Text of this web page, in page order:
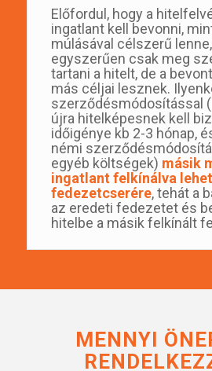
Előfordul, hogy a
ingatlant kell bevonni,
múlásával célszerű
egyszerűen csak meg
tartani a hitelt, de a
más céljai lesznek.
szerződésmódosítással
újra hitelképesnek kell
időigénye kb 2-3 hónap,
némi
egyéb költségek) másik
ingatlant felkínálva
fedezetcserére, tehát a
az eredeti fedezetet és
hitelbe a másik felkínált
MENNYI